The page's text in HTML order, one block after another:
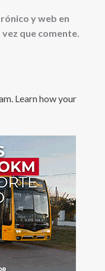
y web en
que comente.
Learn how your